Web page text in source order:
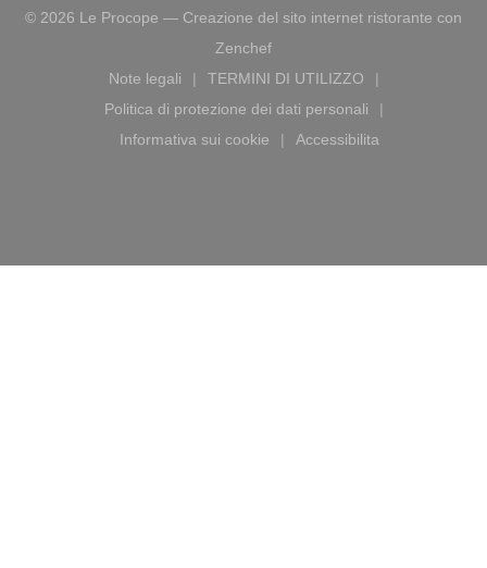
© 2026 Le Procope — Creazione del sito internet ristorante con
Zenchef((apre una nuova finestra))
Note legali
((apre una nuova finestra))
TERMINI DI UTILIZZO
((apre una nuova finestra))
Politica di protezione dei dati personali
((apre una nuova finestra))
Informativa sui cookie
((apre una nuova finestra))
Accessibilita